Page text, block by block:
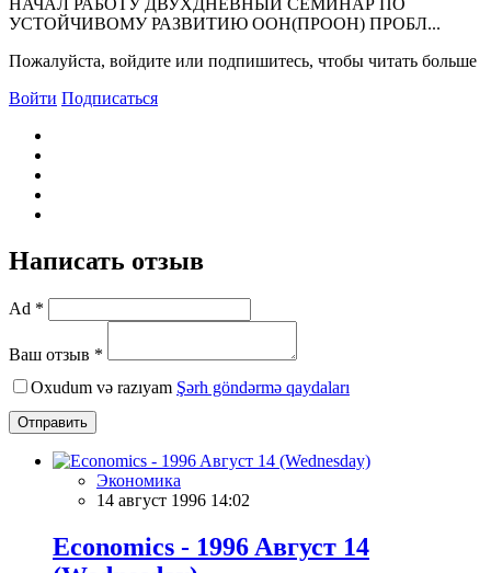
НАЧАЛ РАБОТУ ДВУХДНЕВНЫЙ СЕМИНАР ПО
УСТОЙЧИВОМУ РАЗВИТИЮ ООН(ПРООН) ПРОБЛ...
Пожалуйста, войдите или подпишитесь, чтобы читать больше
Войти Подписаться
Написать отзыв
Ad *
Ваш отзыв *
Oxudum və razıyam Şərh göndərmə qaydaları
Отправить
Экономика
14 август 1996 14:02
Economics - 1996 Aвгуст 14